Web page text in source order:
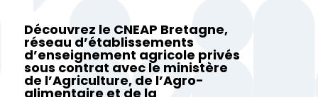
Découvrez le CNEAP Bretagne,
réseau d’établissements
d’enseignement agricole privés
sous contrat avec le ministère
de l’Agriculture, de l’Agro-
alimentaire et de la